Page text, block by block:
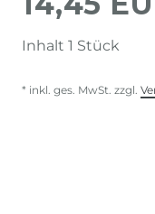
Inhalt 1 Stück
* inkl. ges. MwSt. zzgl.